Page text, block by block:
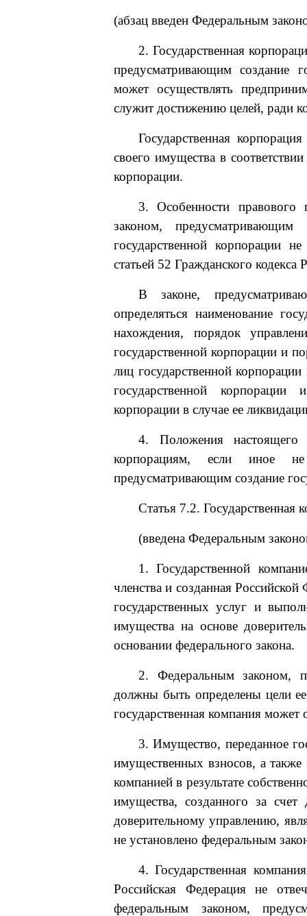
(абзац введен Федеральным
2. Государственная
предусматривающим создание
может осуществлять
служит достижению целей, ради
Государственная
своего имущества в
корпорации.
3. Особенности правового
законом, предусматривающим
государственной корпорации
статьей 52 Гражданского кодекса
В законе,
определяться наименование
нахождения, порядок
государственной корпорации и
лиц государственной
государственной корпорации
корпорации в случае ее
4. Положения настоящего
корпорациям, если иное
предусматривающим создание
Статья 7.2. Государственная
(введена Федеральным
1. Государственной
членства и созданная
государственных услуг и
имущества на основе
основании федерального закона.
2. Федеральным законом,
должны быть определены цели
государственная компания может
3. Имущество, переданное
имущественных взносов, а также
компанией в результате
имущества, созданного за
доверительному управлению,
не установлено федеральным
4. Государственная
Российская Федерация не
федеральным законом,